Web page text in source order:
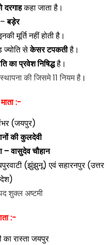
दरगाहकहा जाता है।
–बड़ेर
मूर्ति नहीं होती है।
ज्योति सेकेसर टपकतीहै।
का प्रवेश निषिद्धहै।
की जिसमे 11 नियम है।
:-
(जयपुर)
की कुलदेवी
– वासुदेव चौहान
(झुंझुनू) एवं सहारनपुर (उत्तर
शुक्ल अष्टमी
:-
का रास्ता जयपुर